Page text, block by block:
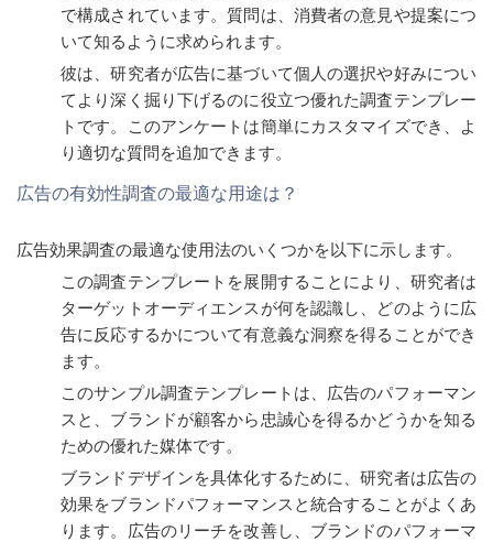
で構成されています。質問は、消費者の意見や提案につ
いて知るように求められます。
彼は、研究者が広告に基づいて個人の選択や好みについ
てより深く掘り下げるのに役立つ優れた調査テンプレー
トです。このアンケートは簡単にカスタマイズでき、よ
り適切な質問を追加できます。
広告の有効性調査の最適な用途は？
広告効果調査の最適な使用法のいくつかを以下に示します。
この調査テンプレートを展開することにより、研究者は
ターゲットオーディエンスが何を認識し、どのように広
告に反応するかについて有意義な洞察を得ることができ
ます。
このサンプル調査テンプレートは、広告のパフォーマン
スと、ブランドが顧客から忠誠心を得るかどうかを知る
ための優れた媒体です。
ブランドデザインを具体化するために、研究者は広告の
効果をブランドパフォーマンスと統合することがよくあ
ります。広告のリーチを改善し、ブランドのパフォーマ